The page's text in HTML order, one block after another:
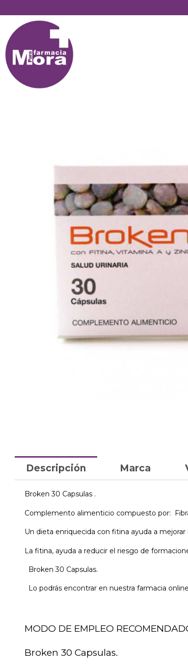
Descripción Marca
Broken 30 Capsulas .
Complemento alimenticio compuesto por:
Un dieta enriquecida con fitina ayuda a
La fitina, ayuda a reducir el riesgo de
Broken 30 Capsulas.
Lo podrás encontrar en nuestra farmacia
MODO DE EMPLEO
Broken 30 Capsulas.